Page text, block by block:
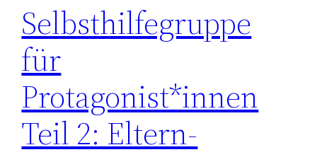
Selbsthilfegruppe
für
Protagonist*innen
Teil 2: Eltern-